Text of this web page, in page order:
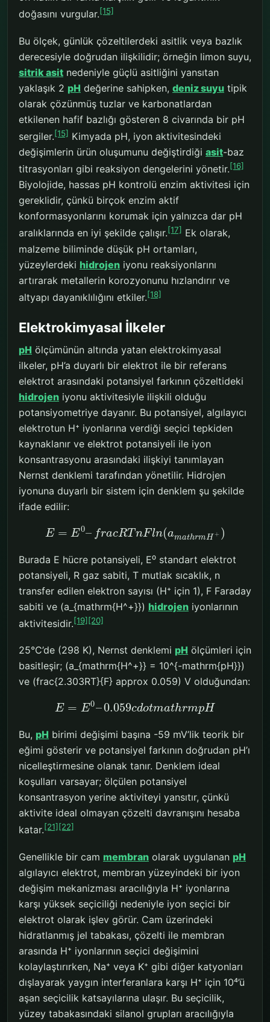
doğasını vurgular.[15]
Bu ölçek, günlük çözeltilerdeki asitlik veya bazlık
derecesiyle doğrudan ilişkilidir; örneğin limon suyu,
sitrik asit nedeniyle güçlü asitliğini yansıtan
yaklaşık 2 pH değerine sahipken, deniz suyu tipik
olarak çözünmüş tuzlar ve karbonatlardan
etkilenen hafif bazlığı gösteren 8 civarında bir pH
sergiler.[15] Kimyada pH, iyon aktivitesindeki
değişimlerin ürün oluşumunu değiştirdiği asit-baz
titrasyonları gibi reaksiyon dengelerini yönetir.[16]
Biyolojide, hassas pH kontrolü enzim aktivitesi için
gereklidir, çünkü birçok enzim aktif
konformasyonlarını korumak için yalnızca dar pH
aralıklarında en iyi şekilde çalışır.[17] Ek olarak,
malzeme biliminde düşük pH ortamları,
yüzeylerdeki hidrojen iyonu reaksiyonlarını
artırarak metallerin korozyonunu hızlandırır ve
altyapı dayanıklılığını etkiler.[18]
Elektrokimyasal İlkeler
pH ölçümünün altında yatan elektrokimyasal
ilkeler, pH’a duyarlı bir elektrot ile bir referans
elektrot arasındaki potansiyel farkının çözeltideki
hidrojen iyonu aktivitesiyle ilişkili olduğu
potansiyometriye dayanır. Bu potansiyel, algılayıcı
elektrotun H⁺ iyonlarına verdiği seçici tepkiden
kaynaklanır ve elektrot potansiyeli ile iyon
konsantrasyonu arasındaki ilişkiyi tanımlayan
Nernst denklemi tarafından yönetilir. Hidrojen
iyonuna duyarlı bir sistem için denklem şu şekilde
ifade edilir:
E = E0– fracRT nFln(amathrmH + )
Burada E hücre potansiyeli, E⁰ standart elektrot
potansiyeli, R gaz sabiti, T mutlak sıcaklık, n
transfer edilen elektron sayısı (H⁺ için 1), F Faraday
sabiti ve (a_{mathrm{H^+}}) hidrojen iyonlarının
aktivitesidir.[19] [20]
25°C’de (298 K), Nernst denklemi pH ölçümleri için
basitleşir; (a_{mathrm{H^+}} = 10^{-mathrm{pH}})
ve (frac{2.303RT}{F} approx 0.059) V olduğundan:
E = E0–0.059cdotmathrmpH
Bu, pH birimi değişimi başına -59 mV’lik teorik bir
eğimi gösterir ve potansiyel farkının doğrudan pH’ı
nicelleştirmesine olanak tanır. Denklem ideal
koşulları varsayar; ölçülen potansiyel
konsantrasyon yerine aktiviteyi yansıtır, çünkü
aktivite ideal olmayan çözelti davranışını hesaba
katar.[21] [22]
Genellikle bir cam membran olarak uygulanan pH
algılayıcı elektrot, membran yüzeyindeki bir iyon
değişim mekanizması aracılığıyla H⁺ iyonlarına
karşı yüksek seçiciliği nedeniyle iyon seçici bir
elektrot olarak işlev görür. Cam üzerindeki
hidratlanmış jel tabakası, çözelti ile membran
arasında H⁺ iyonlarının seçici değişimini
kolaylaştırırken, Na⁺ veya K⁺ gibi diğer katyonları
dışlayarak yaygın interferanlara karşı H⁺ için 10⁴’ü
aşan seçicilik katsayılarına ulaşır. Bu seçicilik,
yüzey tabakasındaki silanol grupları aracılığıyla